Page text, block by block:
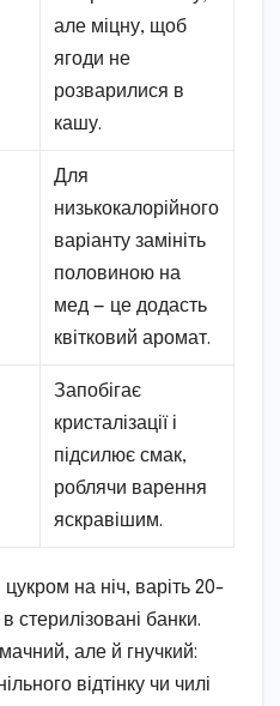
але міцну, щоб
ягоди не
розварилися в
кашу.
Для
низькокалорійного
варіанту замініть
половиною на
мед — це додасть
квітковий аромат.
Запобігає
кристалізації і
підсилює смак,
роблячи варення
яскравішим.
на ніч, варіть 20-
стерилізовані банки.
але й гнучкий:
відтінку чи чилі